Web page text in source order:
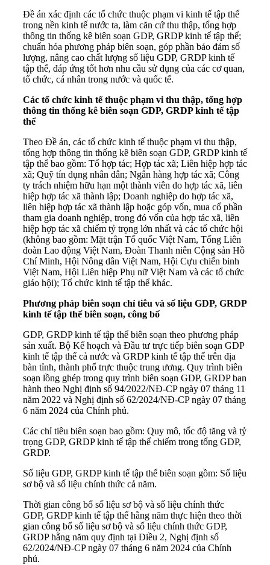
Đề án xác định các tổ chức thuộc phạm vi kinh tế tập thể
trong nền kinh tế nước ta, làm căn cứ thu thập, tổng hợp
thông tin thống kê biên soạn GDP, GRDP kinh tế tập thể;
chuẩn hóa phương pháp biên soạn, góp phần bảo đảm số
lượng, nâng cao chất lượng số liệu GDP, GRDP kinh tế
tập thể, đáp ứng tốt hơn nhu cầu sử dụng của các cơ quan,
tổ chức, cá nhân trong nước và quốc tế.
Các tổ chức kinh tế thuộc phạm vi thu thập, tổng hợp
thông tin thống kê biên soạn GDP, GRDP kinh tế tập
thể
Theo Đề án, các tổ chức kinh tế thuộc phạm vi thu thập,
tổng hợp thông tin thống kê biên soạn GDP, GRDP kinh tế
tập thể bao gồm: Tổ hợp tác; Hợp tác xã; Liên hiệp hợp tác
xã; Quỹ tín dụng nhân dân; Ngân hàng hợp tác xã; Công
ty trách nhiệm hữu hạn một thành viên do hợp tác xã, liên
hiệp hợp tác xã thành lập; Doanh nghiệp do hợp tác xã,
liên hiệp hợp tác xã thành lập hoặc góp vốn, mua cổ phần
tham gia doanh nghiệp, trong đó vốn của hợp tác xã, liên
hiệp hợp tác xã chiếm tỷ trọng lớn nhất và các tổ chức hội
(không bao gồm: Mặt trận Tổ quốc Việt Nam, Tổng Liên
đoàn Lao động Việt Nam, Đoàn Thanh niên Cộng sản Hồ
Chí Minh, Hội Nông dân Việt Nam, Hội Cựu chiến binh
Việt Nam, Hội Liên hiệp Phụ nữ Việt Nam và các tổ chức
giáo hội); Tổ chức kinh tế tập thể khác.
Phương pháp biên soạn chỉ tiêu và số liệu GDP, GRDP
kinh tế tập thể biên soạn, công bố
GDP, GRDP kinh tế tập thể biên soạn theo phương pháp
sản xuất. Bộ Kế hoạch và Đầu tư trực tiếp biên soạn GDP
kinh tế tập thể cả nước và GRDP kinh tế tập thể trên địa
bàn tỉnh, thành phố trực thuộc trung ương. Quy trình biên
soạn lồng ghép trong quy trình biên soạn GDP, GRDP ban
hành theo Nghị định số 94/2022/NĐ-CP ngày 07 tháng 11
năm 2022 và Nghị định số 62/2024/NĐ-CP ngày 07 tháng
6 năm 2024 của Chính phủ.
Các chỉ tiêu biên soạn bao gồm: Quy mô, tốc độ tăng và tỷ
trọng GDP, GRDP kinh tế tập thể chiếm trong tổng GDP,
GRDP.
Số liệu GDP, GRDP kinh tế tập thể biên soạn gồm: Số liệu
sơ bộ và số liệu chính thức cả năm.
Thời gian công bố số liệu sơ bộ và số liệu chính thức
GDP, GRDP kinh tế tập thể hằng năm thực hiện theo thời
gian công bố số liệu sơ bộ và số liệu chính thức GDP,
GRDP hằng năm quy định tại Điều 2, Nghị định số
62/2024/NĐ-CP ngày 07 tháng 6 năm 2024 của Chính
phủ.